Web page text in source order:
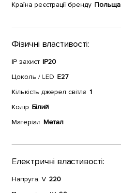
Країна реєстрації бренду Польща
Фізичні властивості:
IP захист IP20
Цоколь / LED E27
Кількість джерел світла 1
Колір Білий
Матеріал Метал
Електричні властивості:
Напруга, V 220